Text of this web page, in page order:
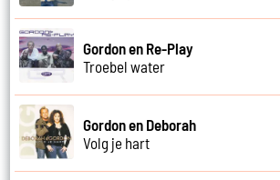
Gordon en Re-Play
Troebel water
Gordon en Deborah
Volg je hart